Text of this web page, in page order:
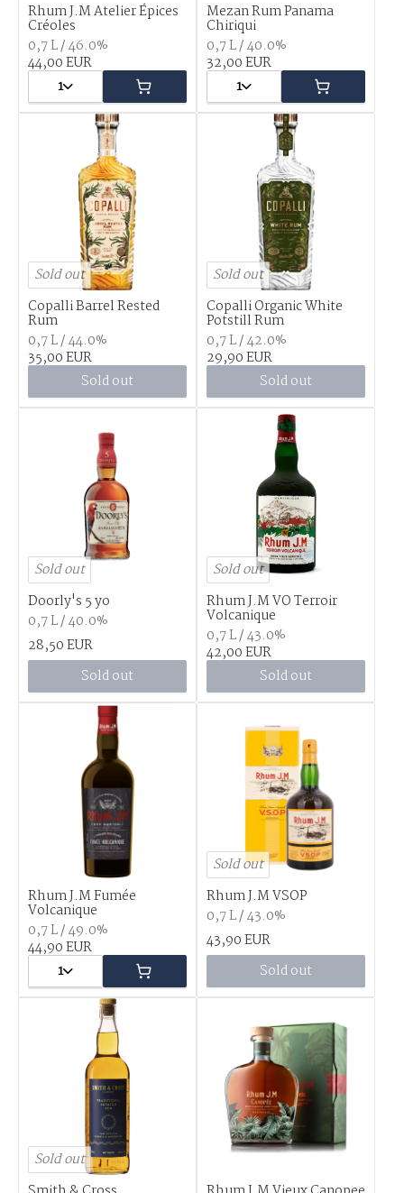
Rhum J.M Atelier Épices
Créoles
0,7 L / 46.0%
44,00 EUR
1
Mezan Rum Panama
Chiriqui
0,7 L / 40.0%
32,00 EUR
1
Sold out
Copalli Barrel Rested
Rum
0,7 L / 44.0%
35,00 EUR
Sold out
Sold out
Copalli Organic White
Potstill Rum
0,7 L / 42.0%
29,90 EUR
Sold out
Sold out
Doorly's 5 yo
0,7 L / 40.0%
28,50 EUR
Sold out
Sold out
Rhum J.M VO Terroir
Volcanique
0,7 L / 43.0%
42,00 EUR
Sold out
Rhum J.M Fumée
Volcanique
0,7 L / 49.0%
44,90 EUR
1
Sold out
Rhum J.M VSOP
0,7 L / 43.0%
43,90 EUR
Sold out
Sold out